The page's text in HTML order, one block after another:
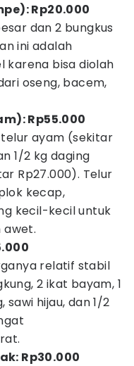
Rp20.000
dan 2 bungkus
ini adalah
karena bisa diolah
oseng, bacem,
Rp55.000
telur ayam (sekitar
1/2 kg daging
Rp27.000). Telur
kecap,
kecil-kecil untuk
awet.
relatif stabil
2 ikat bayam, 1
hijau, dan 1/2
Rp30.000